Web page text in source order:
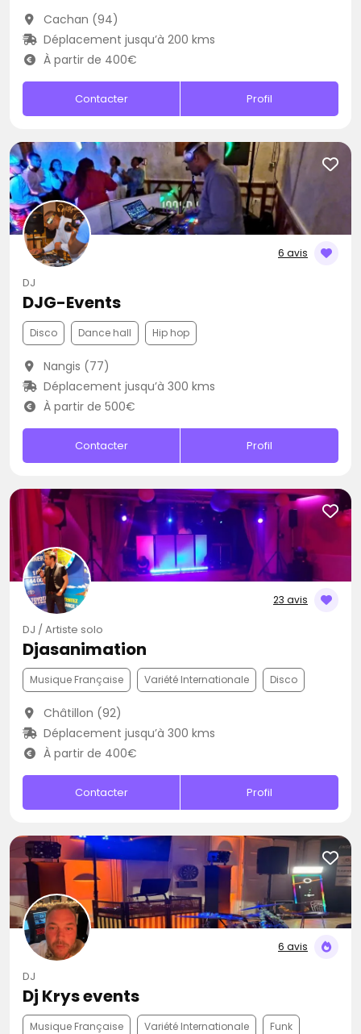
Cachan (94)
Déplacement jusqu’à 200 kms
À partir de 400€
Contacter Profil
6 avis
DJ
DJG-Events
Disco Dance hall Hip hop
Nangis (77)
Déplacement jusqu’à 300 kms
À partir de 500€
Contacter Profil
23 avis
DJ / Artiste solo
Djasanimation
Musique Française Variété Internationale Disco
Châtillon (92)
Déplacement jusqu’à 300 kms
À partir de 400€
Contacter Profil
6 avis
DJ
Dj Krys events
Musique Française Variété Internationale Funk